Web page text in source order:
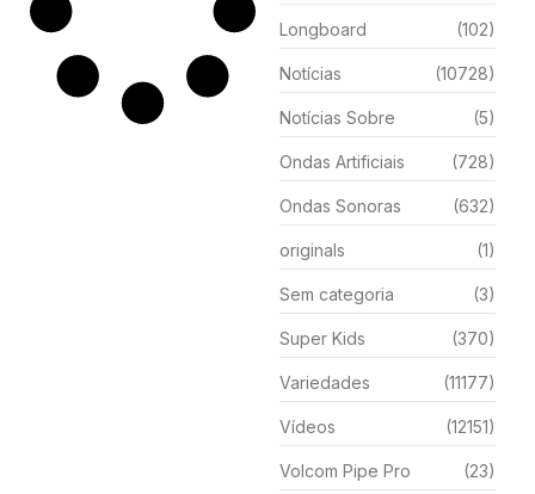
Longboard (102)
Notícias (10728)
Notícias Sobre (5)
Ondas Artificiais (728)
Ondas Sonoras (632)
originals (1)
Sem categoria (3)
Super Kids (370)
Variedades (11177)
Vídeos (12151)
Volcom Pipe Pro (23)